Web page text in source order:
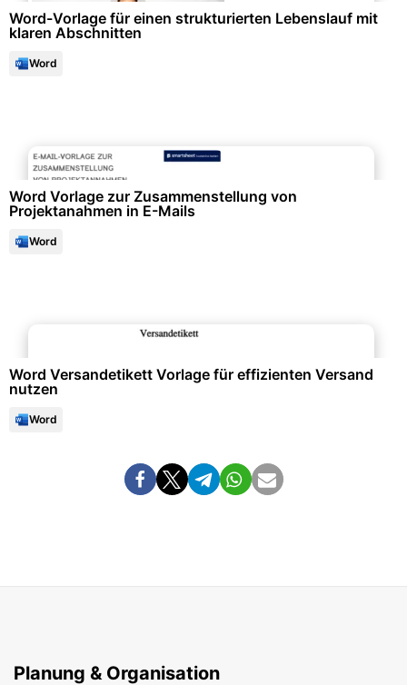
Word-Vorlage für einen strukturierten Lebenslauf mit
klaren Abschnitten
Word
Word Vorlage zur Zusammenstellung von
Projektanahmen in E-Mails
Word
Word Versandetikett Vorlage für effizienten Versand
nutzen
Word
Planung & Organisation